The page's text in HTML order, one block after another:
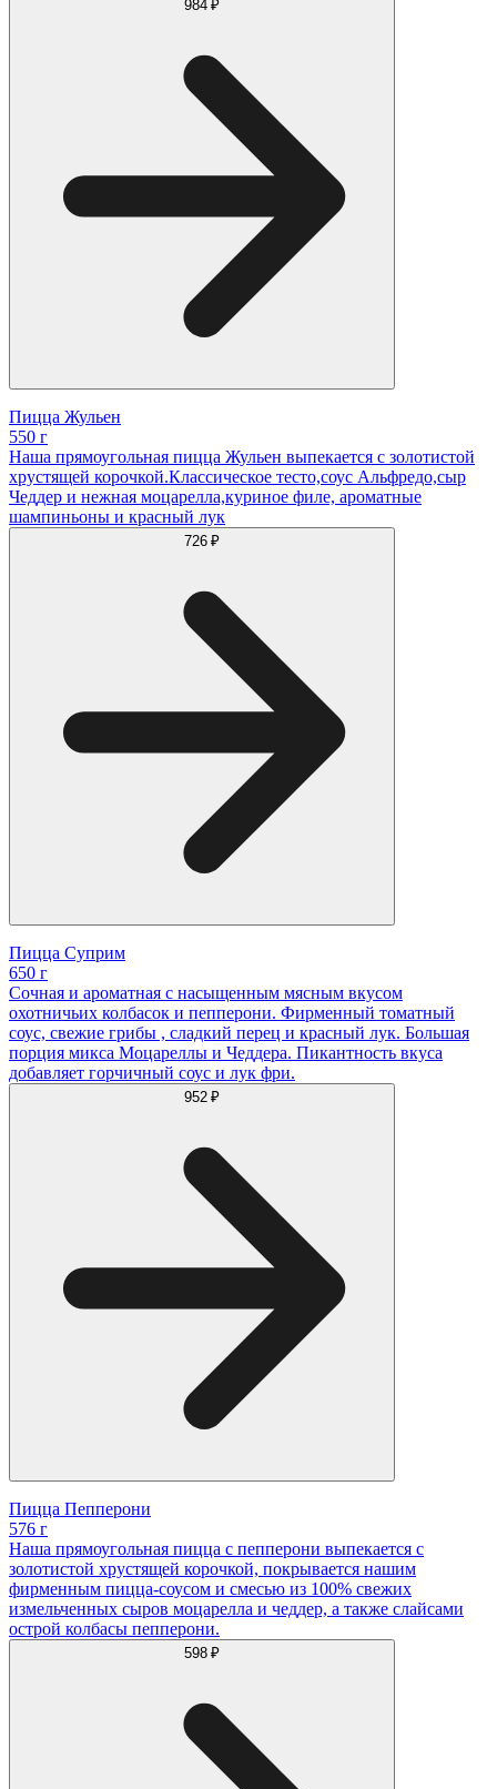
984 ₽
Пицца Жульен
550 г
Наша прямоугольная пицца Жульен выпекается с золотистой
хрустящей корочкой.Классическое тесто,соус Альфредо,сыр
Чеддер и нежная моцарелла,куриное филе, ароматные
шампиньоны и красный лук
726 ₽
Пицца Суприм
650 г
Сочная и ароматная с насыщенным мясным вкусом
охотничьих колбасок и пепперони. Фирменный томатный
соус, свежие грибы , сладкий перец и красный лук. Большая
порция микса Моцареллы и Чеддера. Пикантность вкуса
добавляет горчичный соус и лук фри.
952 ₽
Пицца Пепперони
576 г
Наша прямоугольная пицца с пепперони выпекается с
золотистой хрустящей корочкой, покрывается нашим
фирменным пицца-соусом и смесью из 100% свежих
измельченных сыров моцарелла и чеддер, а также слайсами
острой колбасы пепперони.
598 ₽